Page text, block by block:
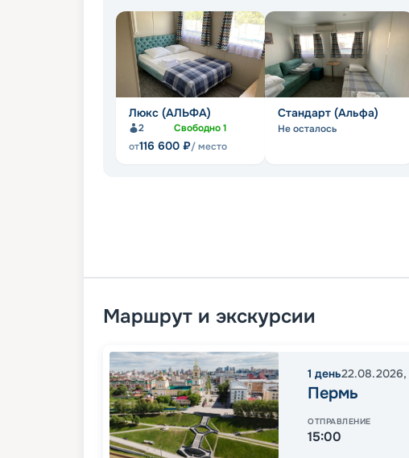
Люкс (АЛЬФА)
2 Свободно1
от116 600 ₽/ место
Стандарт (Альфа)
Не осталось
Маршрут и экскурсии
1 день22.08.2026,
Пермь
ОТПРАВЛЕНИЕ
15:00